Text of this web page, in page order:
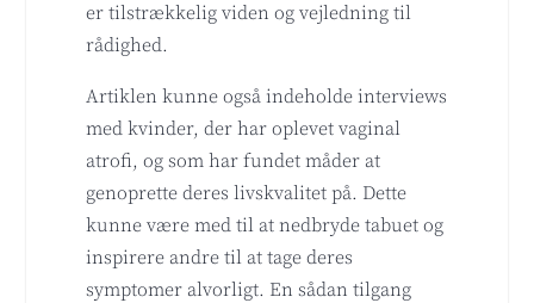
er tilstrækkelig viden og vejledning til
rådighed.
Artiklen kunne også indeholde interviews
med kvinder, der har oplevet vaginal
atrofi, og som har fundet måder at
genoprette deres livskvalitet på. Dette
kunne være med til at nedbryde tabuet og
inspirere andre til at tage deres
symptomer alvorligt. En sådan tilgang